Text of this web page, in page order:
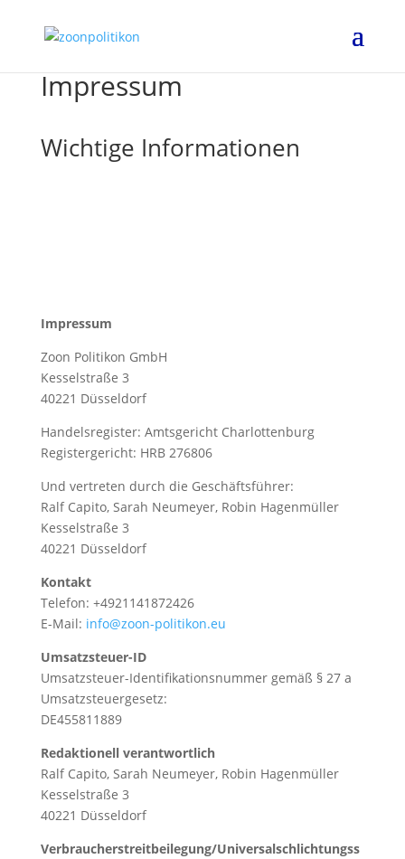
Impressum
Wichtige Informationen
Impressum
Zoon Politikon GmbH
Kesselstraße 3
40221 Düsseldorf
Handelsregister: Amtsgericht Charlottenburg
Registergericht: HRB 276806
Und vertreten durch die Geschäftsführer:
Ralf Capito, Sarah Neumeyer, Robin Hagenmüller
Kesselstraße 3
40221 Düsseldorf
Kontakt
Telefon: +4921141872426
E-Mail: info@zoon-politikon.eu
Umsatzsteuer-ID
Umsatzsteuer-Identifikationsnummer gemäß § 27 a
Umsatzsteuergesetz:
DE455811889
Redaktionell verantwortlich
Ralf Capito, Sarah Neumeyer, Robin Hagenmüller
Kesselstraße 3
40221 Düsseldorf
Verbraucherstreitbeilegung/Universalschlichtungss